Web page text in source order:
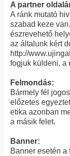
A partner
A ránk mutató
szabad keze
észrevehető
az általunk kért
http://
fogjuk küldeni, a
Felmondás:
Bármely fél
előzetes
etika azonban
a másik felet.
Banner:
Banner esetén